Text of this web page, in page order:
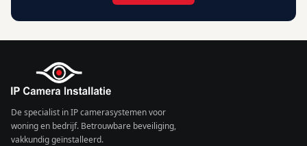
De specialist in IP camerasystemen voor
woning en bedrijf. Betrouwbare beveiliging,
vakkundig geïnstalleerd.